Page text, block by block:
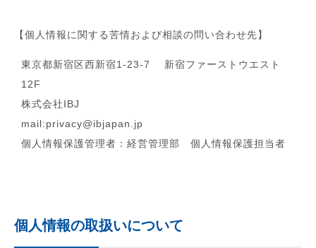
【個人情報に関する苦情および相談の問い合わせ先】
東京都新宿区西新宿1-23-7 新宿ファーストウエスト
12F
株式会社IBJ
mail:privacy@ibjapan.jp
個人情報保護管理者：経営管理部 個人情報保護担当者
個人情報の取扱いについて